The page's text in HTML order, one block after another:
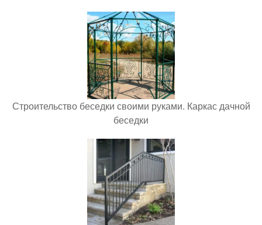
Строительство беседки своими руками. Каркас дачной
беседки